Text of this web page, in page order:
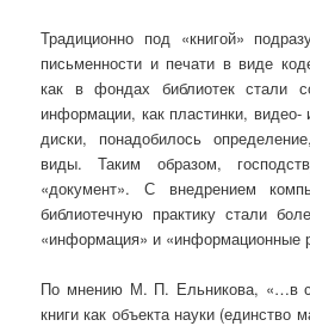
Традиционно под «книгой»
письменности и печати в виде
как в фондах библиотек стали
информации, как пластинки, видео-
диски, понадобилось
виды. Таким образом,
«документ». С внедрением
библиотечную практику стали
«информация» и «информационные
По мнению М. П. Ельникова, «…в
книги как объекта науки (единство